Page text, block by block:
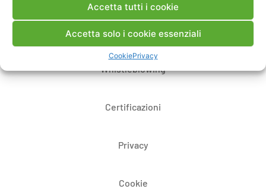
Accetta tutti i cookie
Accetta solo i cookie essenziali
CookiePrivacy
Bandi di gara e contratti
Whistleblowing
Certificazioni
Privacy
Cookie